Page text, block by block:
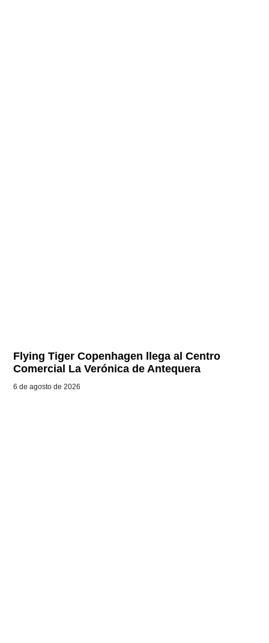
Flying Tiger Copenhagen llega al Centro
Comercial La Verónica de Antequera
6 de agosto de 2026